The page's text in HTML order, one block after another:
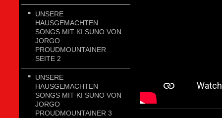
UNSERE
HAUSGEMACHTEN
SONGS MIT KI SUNO VON
JORGO
PROUDMOUNTAINER
SEITE 2
UNSERE
HAUSGEMACHTEN
SONGS MIT KI SUNO VON
JORGO
PROUDMOUNTAINER 3